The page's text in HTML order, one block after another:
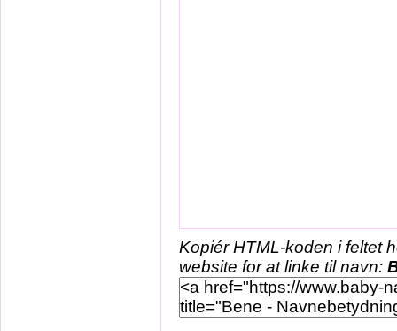
Kopiér HTML-koden i feltet
website for at linke til navn: